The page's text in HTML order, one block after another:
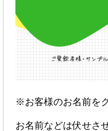
※お客様のお名前を
お名前などは伏せさ